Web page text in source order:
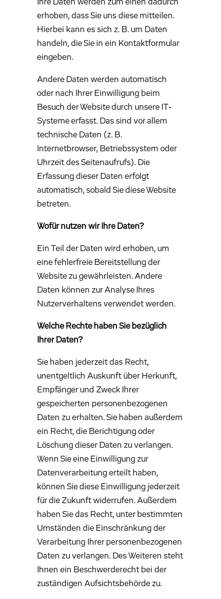
Ihre Daten werden zum einen dadurch
erhoben, dass Sie uns diese mitteilen.
Hierbei kann es sich z. B. um Daten
handeln, die Sie in ein Kontaktformular
eingeben.
Andere Daten werden automatisch
oder nach Ihrer Einwilligung beim
Besuch der Website durch unsere IT-
Systeme erfasst. Das sind vor allem
technische Daten (z. B.
Internetbrowser, Betriebssystem oder
Uhrzeit des Seitenaufrufs). Die
Erfassung dieser Daten erfolgt
automatisch, sobald Sie diese Website
betreten.
Wofür nutzen wir Ihre Daten?
Ein Teil der Daten wird erhoben, um
eine fehlerfreie Bereitstellung der
Website zu gewährleisten. Andere
Daten können zur Analyse Ihres
Nutzerverhaltens verwendet werden.
Welche Rechte haben Sie bezüglich
Ihrer Daten?
Sie haben jederzeit das Recht,
unentgeltlich Auskunft über Herkunft,
Empfänger und Zweck Ihrer
gespeicherten personenbezogenen
Daten zu erhalten. Sie haben außerdem
ein Recht, die Berichtigung oder
Löschung dieser Daten zu verlangen.
Wenn Sie eine Einwilligung zur
Datenverarbeitung erteilt haben,
können Sie diese Einwilligung jederzeit
für die Zukunft widerrufen. Außerdem
haben Sie das Recht, unter bestimmten
Umständen die Einschränkung der
Verarbeitung Ihrer personenbezogenen
Daten zu verlangen. Des Weiteren steht
Ihnen ein Beschwerderecht bei der
zuständigen Aufsichtsbehörde zu.